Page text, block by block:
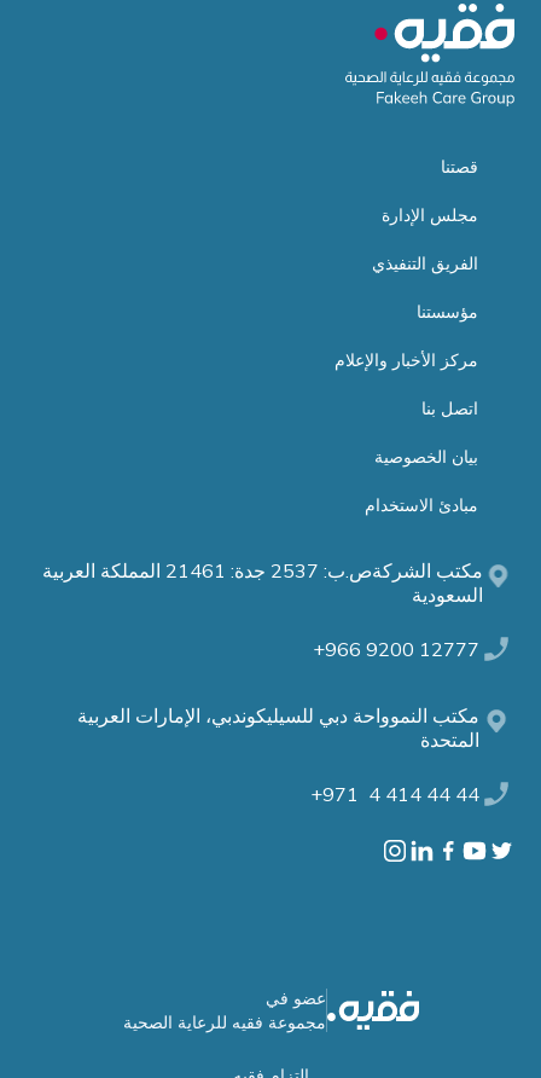
قصتنا
مجلس الإدارة
الفريق التنفيذي
مؤسستنا
مركز الأخبار والإعلام
اتصل بنا
بيان الخصوصية
مبادئ الاستخدام
مكتب الشركةص.ب: 2537 جدة: 21461 المملكة العربية
السعودية
12777 9200 966+
مكتب النموواحة دبي للسيليكوندبي، الإمارات العربية
المتحدة
44 44 414 4 971+
عضو في
مجموعة فقيه للرعاية الصحية